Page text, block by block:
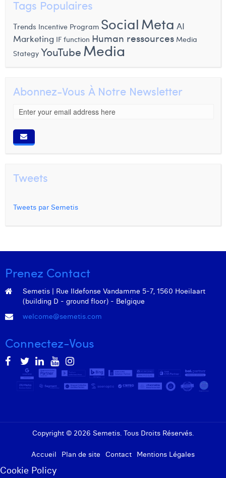
Tags Populaires
Trends Incentive Program SocialMeta AI
Marketing IF function Human ressources Media
Stategy YouTube Media
Abonnez-Vous À Notre Newsletter
Tweets
Tweets par Semetis
Prenez Contact
Semetis | Rue Ildefonse Vandamme 5-7, 1560 Hoeilaart
(building D - ground floor) - Belgique
welcome@semetis.com
Connectez-Vous
Copyright © 2026 Semetis. Tous Droits Réservés.
Accueil Plan de site Contact Mentions Légales
Cookie Policy